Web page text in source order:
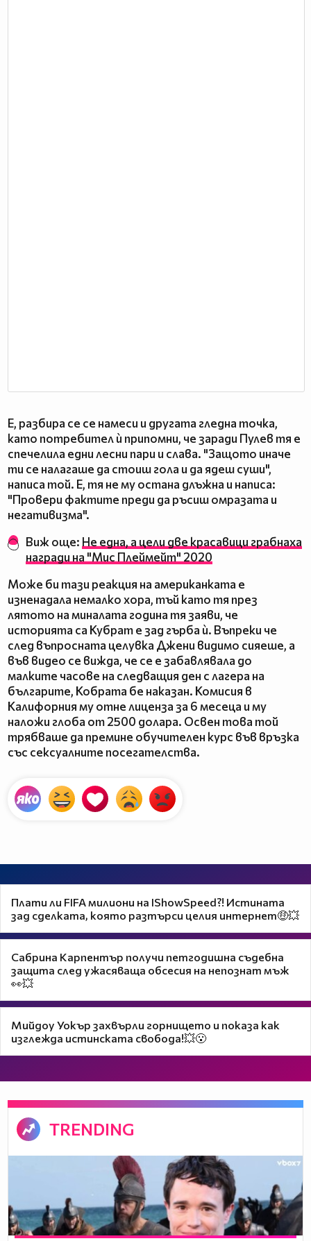
Е, разбира се се намеси и другата гледна точка,
като потребител ѝ припомни, че заради Пулев тя е
спечелила едни лесни пари и слава. "Защото иначе
ти се налагаше да стоиш гола и да ядеш суши",
написа той. Е, тя не му остана длъжна и написа:
"Провери фактите преди да ръсиш омразата и
негативизма".
Виж още: Не една, а цели две красавици грабнаха
награди на "Мис Плеймейт" 2020
Може би тази реакция на американката е
изненадала немалко хора, тъй като тя през
лятото на миналата година тя заяви, че
историята са Кубрат е зад гърба ѝ. Въпреки че
след въпросната целувка Джени видимо сияеше, а
във видео се вижда, че се е забавлявала до
малките часове на следващия ден с лагера на
българите, Кобрата бе наказан. Комисия в
Калифорния му отне лиценза за 6 месеца и му
наложи глоба от 2500 долара. Освен това той
трябваше да премине обучителен курс във връзка
със сексуалните посегателства.
Плати ли FIFA милиони на IShowSpeed?! Истината
зад сделката, която разтърси целия интернет🤑💥
Сабрина Карпентър получи петгодишна съдебна
защита след ужасяваща обсесия на непознат мъж
👀💥
Мийдоу Уокър захвърли горнището и показа как
изглежда истинската свобода!💥😮
TRENDING